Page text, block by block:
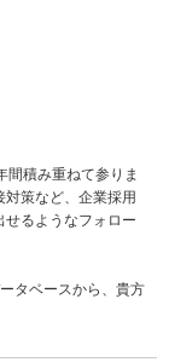
間積み重ねて参りま
策など、企業採用
せるようなフォロー
タベースから、貴方